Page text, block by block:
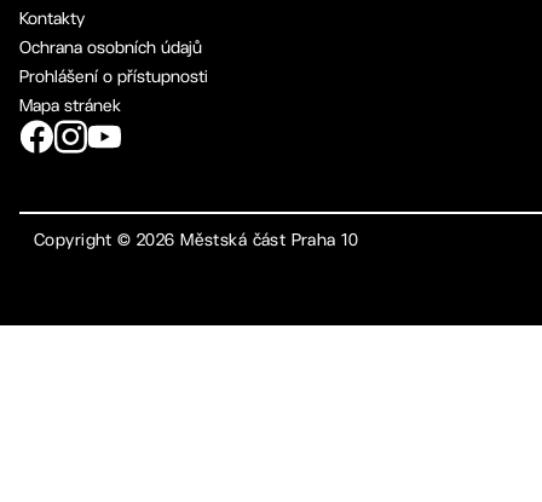
Kontakty
Ochrana osobních údajů
Prohlášení o přístupnosti
Mapa stránek
Copyright ©2026 Městská část Praha 10